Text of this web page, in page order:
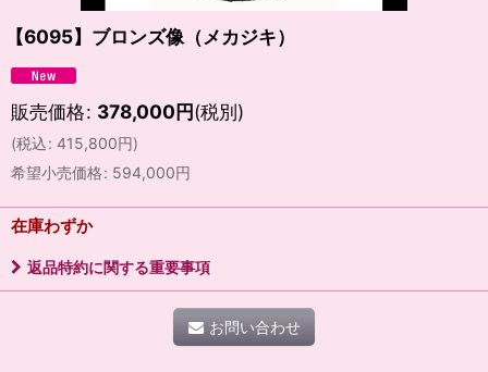
【6095】ブロンズ像（メカジキ）
販売価格: 378,000円(税別)
(税込: 415,800円)
希望小売価格: 594,000円
在庫わずか
返品特約に関する重要事項
お問い合わせ